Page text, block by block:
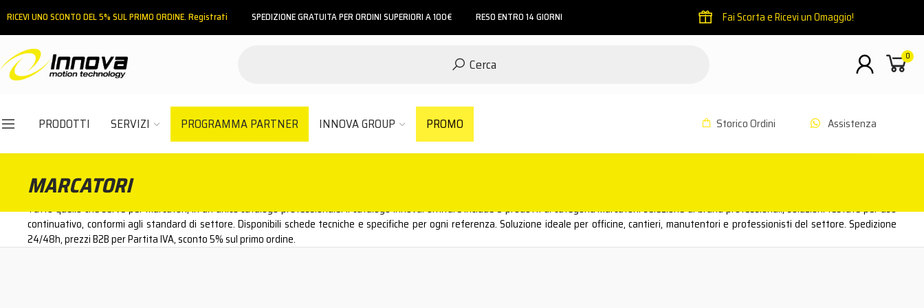
RICEVI UNO SCONTO DEL 5% SUL PRIMO ORDINE. Registrati SPEDIZIONE GRATUITA PER ORDINI SUPERIORI A 100€ RESO ENTRO 14 GIORNI Fai Scorta e Ricevi un Omaggio!
Cerca 0
PRODOTTI SERVIZI PROGRAMMA PARTNER INNOVA GROUP PROMO Storico Ordini Assistenza
INDIETRO HOME PRODOTTI PER CARROZZERIA
MARCATORI
Tutto quello che serve per marcatori, in un unico catalogo professionale. Il catalogo InnovaForniture include 3 prodotti di categoria Marcatori: selezione di brand professionali, soluzioni testate per uso
continuativo, conformi agli standard di settore. Disponibili schede tecniche e specifiche per ogni referenza. Soluzione ideale per officine, cantieri, manutentori e professionisti del settore. Spedizione
24/48h, prezzi B2B per Partita IVA, sconto 5% sul primo ordine.